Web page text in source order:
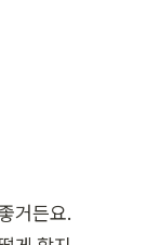
거든요.